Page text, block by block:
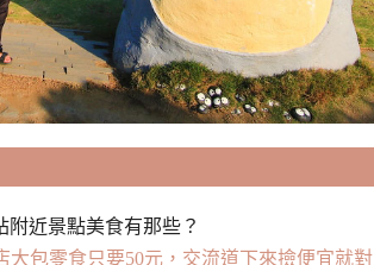
附近景點美食有那些？
大包零食只要50元，交流道下來撿便宜就對